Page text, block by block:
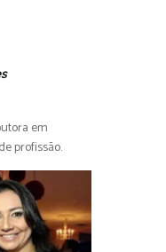
em
profissão.